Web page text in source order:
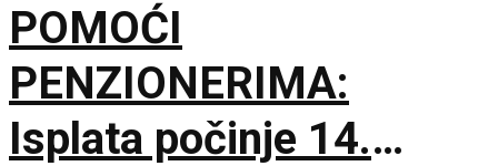
POMOĆI
PENZIONERIMA:
Isplata počinje 14.